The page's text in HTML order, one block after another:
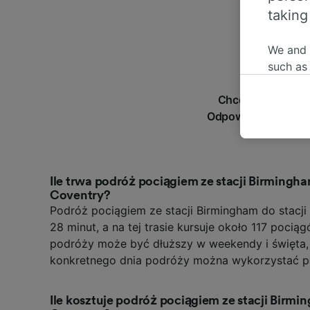
Chcesz wiedzieć
Odpowiedzieliśmy
Ile trwa podróż pociągiem ze stacji
Coventry?
Podróż pociągiem ze stacji Birmingham do
28 minut, a na tej trasie kursuje około 117
podróży może być dłuższy w weekendy i
konkretnego dnia podróży można wykorzystać
Ile kosztuje podróż pociągiem ze stacji
We
such
where
We
Use
List of